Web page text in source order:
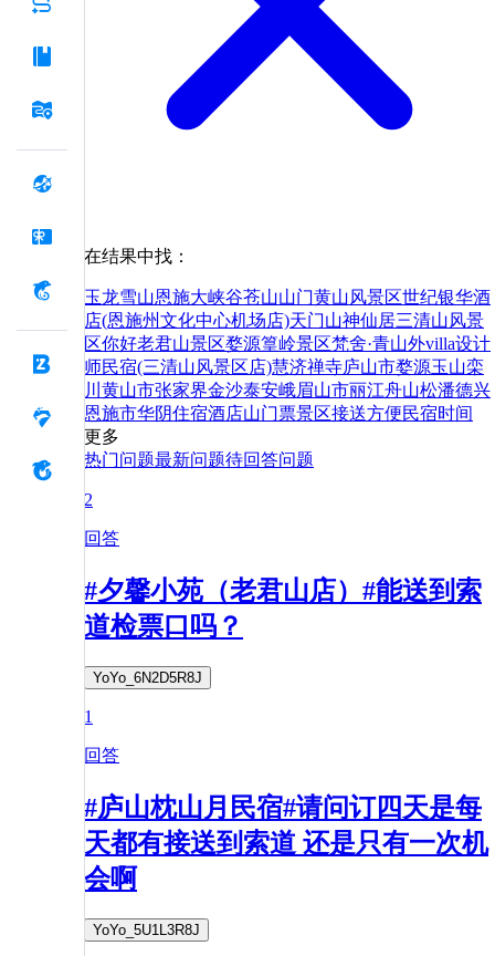
在结果中找：
玉龙雪山恩施大峡谷苍山山门黄山风景区世纪银华酒
店(恩施州文化中心机场店)天门山神仙居三清山风景
区你好老君山景区婺源篁岭景区梵舍·青山外villa设计
师民宿(三清山风景区店)慧济禅寺庐山市婺源玉山栾
川 黄山市张家界金沙泰安峨眉山市丽江舟山松潘德兴
恩施市华阴住宿酒店山门票景区接送方便民宿时间
更多
热门问题最新问题待回答问题
2
回答
#夕馨小苑（老君山店）#能送到索
道检票口吗？
YoYo_6N2D5R8J
1
回答
#庐山枕山月民宿#请问订四天是每
天都有接送到索道 还是只有一次机
会啊
YoYo_5U1L3R8J